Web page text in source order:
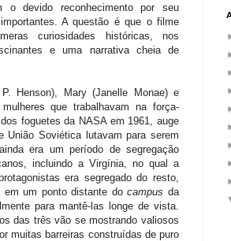
o devido reconhecimento por seu
A questão é que o filme
curiosidades históricas, nos
e uma narrativa cheia de
Henson), Mary (Janelle Monae) e
que trabalhavam na força-
foguetes da NASA em 1961, auge
União Soviética lutavam para serem
era um período de segregação
incluindo a Virgínia, no qual a
era segregado do resto,
em um ponto distante docampus da
para mantê-las longe de vista.
das três vão se mostrando valiosos
muitas barreiras construídas de puro